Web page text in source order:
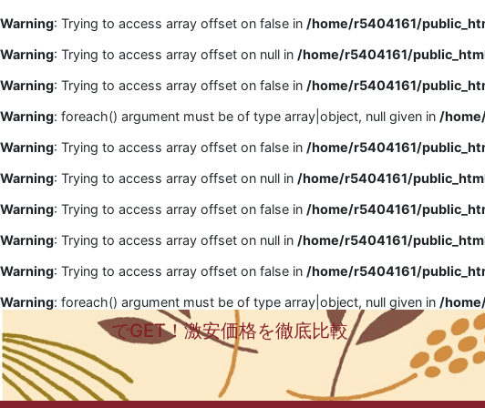
Warning: Trying to access array offset on false in /home/r5404161/
Warning: Trying to access array offset on null in /home/r5404161/
Warning: Trying to access array offset on false in /home/r5404161/
Warning: foreach() argument must be of type array|object, null given in /
Warning: Trying to access array offset on false in /home/r5404161/
Warning: Trying to access array offset on null in /home/r5404161/
Warning: Trying to access array offset on false in /home/r5404161/
Warning: Trying to access array offset on null in /home/r5404161/
Warning: Trying to access array offset on false in /home/r5404161/
Warning: foreach() argument must be of type array|object, null given in /
でGET！激安価格を徹底比較